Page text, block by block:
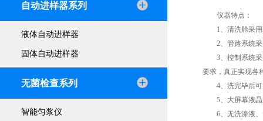
自动进样器系列
液体自动进样器
固体自动进样器
无菌检查系列
智能匀浆仪
仪器特点：
1、清洗舱采用
2、管路系统采
3、控制系统采
要求，真正实现各
4、洗完毕后可
5、大屏幕液晶
6、无洗涤液、